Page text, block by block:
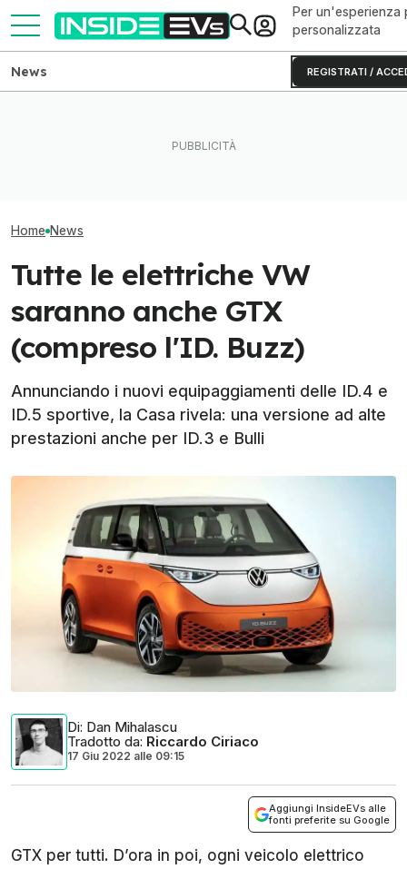
Per un'esperienza
personalizzata
REGISTRATI /
News
Home News
Tutte le elettriche VW
saranno anche GTX
(compreso l'ID. Buzz)
Annunciando i nuovi equipaggiamenti delle ID.4 e
ID.5 sportive, la Casa rivela: una versione ad alte
prestazioni anche per ID.3 e Bulli
Di: Dan Mihalascu
Tradotto da: Riccardo Ciriaco
17 Giu 2022 alle 09:15
Aggiungi InsideEVs alle
fonti preferite su Google
GTX per tutti. D’ora in poi, ogni veicolo elettrico